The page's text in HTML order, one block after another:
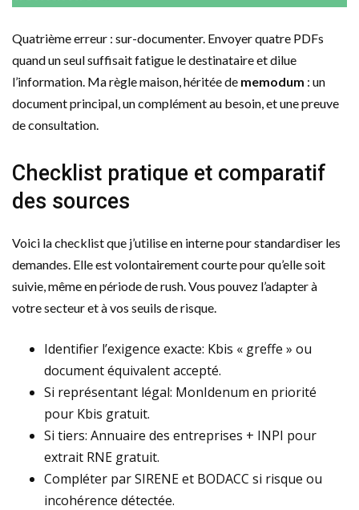
Quatrième erreur : sur-documenter. Envoyer quatre PDFs
quand un seul suffisait fatigue le destinataire et dilue
l’information. Ma règle maison, héritée de memodum : un
document principal, un complément au besoin, et une preuve
de consultation.
Checklist pratique et comparatif
des sources
Voici la checklist que j’utilise en interne pour standardiser les
demandes. Elle est volontairement courte pour qu’elle soit
suivie, même en période de rush. Vous pouvez l’adapter à
votre secteur et à vos seuils de risque.
Identifier l’exigence exacte: Kbis « greffe » ou
document équivalent accepté.
Si représentant légal: MonIdenum en priorité
pour Kbis gratuit.
Si tiers: Annuaire des entreprises + INPI pour
extrait RNE gratuit.
Compléter par SIRENE et BODACC si risque ou
incohérence détectée.